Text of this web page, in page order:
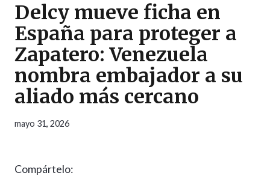
Delcy mueve ficha en
España para proteger a
Zapatero: Venezuela
nombra embajador a su
aliado más cercano
mayo 31, 2026
Compártelo: